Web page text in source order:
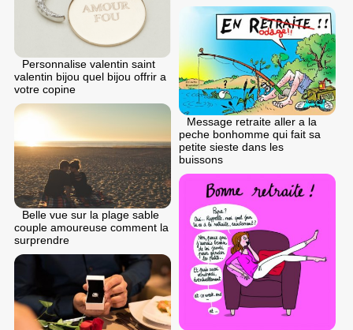
Personnalise valentin saint
valentin bijou quel bijou offrir a
votre copine
Message retraite aller a la
peche bonhomme qui fait sa
petite sieste dans les
buissons
Belle vue sur la plage sable
couple amoureuse comment la
surprendre